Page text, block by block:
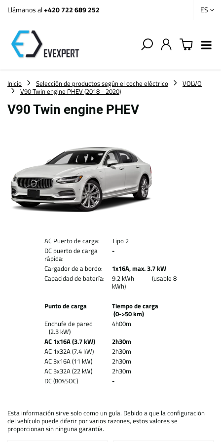
Llámanos al+420 722 689 252 ES
Inicio Selección de productos según el coche eléctrico
VOLVO
V90 Twin engine PHEV (2018 - 2020)
V90 Twin engine PHEV
AC Puerto de carga:
Tipo 2
DC puerto de carga
rápida:
-
Cargador de a bordo:
1x16A, max. 3.7 kW
Capacidad de batería:
9.2 kWh (usable 8
kWh)
Punto de carga
Tiempo de carga
(0->50 km)
Enchufe de pared
(2.3 kW)
4h00m
AC 1x16A (3.7 kW)
2h30m
AC 1x32A (7.4 kW)
2h30m
AC 3x16A (11 kW)
2h30m
AC 3x32A (22 kW)
2h30m
DC (80%SOC)
-
Esta información sirve solo como un guía. Debido a que la configuración
del vehículo puede diferir por varios razones, estos valores se
proporcionan sin ninguna garantía.